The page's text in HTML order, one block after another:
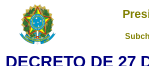
DECRETO DE 27